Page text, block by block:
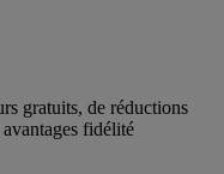
gratuits, de réductions
fidélité